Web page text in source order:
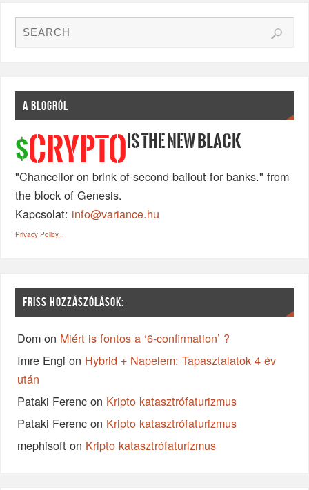
A BLOGRÓL
$CRYPTO IS THE NEW BLACK
"Chancellor on brink of second bailout for banks." from
the block of Genesis.
Kapcsolat: info@variance.hu
Privacy Policy...
FRISS HOZZÁSZÓLÁSOK:
Dom on Miért is fontos a ‘6-confirmation’ ?
Imre Engi on Hybrid + Napelem: Tapasztalatok 4 év
után
Pataki Ferenc on Kripto katasztrófaturizmus
Pataki Ferenc on Kripto katasztrófaturizmus
mephisoft on Kripto katasztrófaturizmus